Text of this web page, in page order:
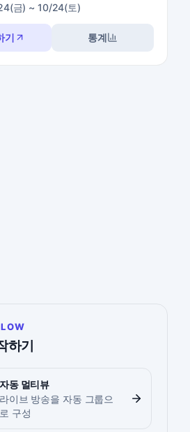
금) ~ 10/24(토)
기 통계
하기
자동 멀티뷰
라이브 방송을 자동 그룹으
로 구성